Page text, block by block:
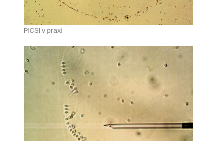
PICSI v praxi